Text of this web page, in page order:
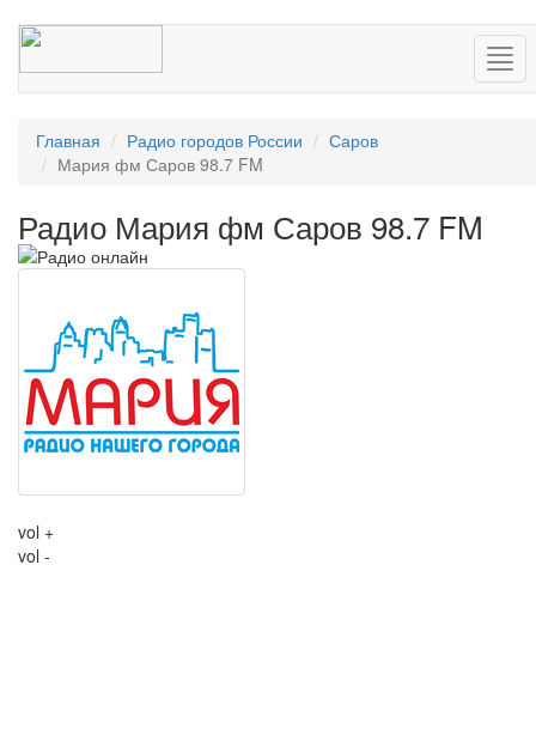
Главная Радио городов России
Саров
Мария фм Саров 98.7 FM
Радио Мария фм Саров 98.7 FM
vol +
vol -